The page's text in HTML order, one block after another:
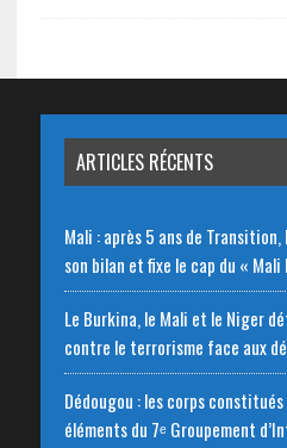
ARTICLES RÉCENTS
Mali : après 5 ans de
son bilan et fixe le cap du « Mali
Le Burkina, le Mali et le Niger
contre le terrorisme face aux
Dédougou : les corps
éléments du 7ᵉ Groupement